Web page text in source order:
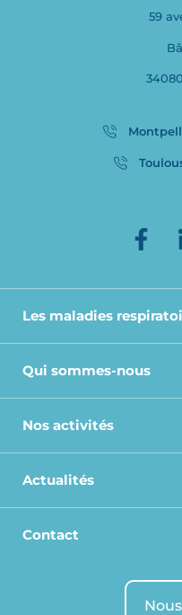
59
Les maladies
Qui sommes-nous
Nos activités
Actualités
Contact